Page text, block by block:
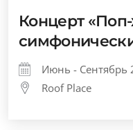
Концерт
Июнь - Сентябрь
Roof Place